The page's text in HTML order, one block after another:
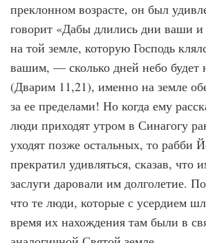
преклонном возрасте, он был
говорит «Дабы длились дни ваши
на той земле, которую Господь
вашим, — сколько дней небо будет
(Дварим 11,21), именно на земле
за ее пределами! Но когда ему
люди приходят утром в Синагогу
уходят позже остальных, то рабби
прекратил удивляться, сказав, что
заслуги даровали им долголетие.
что те люди, которые с усердием
время их нахождения там были в